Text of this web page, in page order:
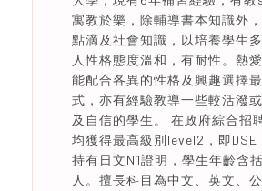
寓教於樂，除輔導書本知識外
點滴及社會知識，以培養學生
人性格態度溫和，有耐性。熱
能配合各異的性格及興趣選擇
式，亦有經驗教導一些較活潑
及自信的學生。 在政府綜合招
均獲得最高級別level2，即DSE
持有日文N1證明，學生年齡含
人。擅長科目為中文、英文、